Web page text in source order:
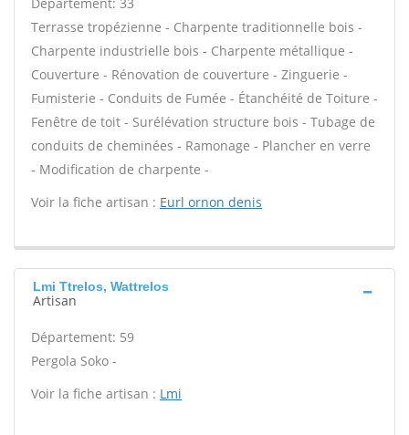
Terrasse tropézienne - Charpente traditionnelle bois -
Charpente industrielle bois - Charpente métallique -
Couverture - Rénovation de couverture - Zinguerie -
Fumisterie - Conduits de Fumée - Étanchéité de Toiture -
Fenêtre de toit - Surélévation structure bois - Tubage de
conduits de cheminées - Ramonage - Plancher en verre
- Modification de charpente -
Voir la fiche artisan : Eurl ornon denis
Lmi Ttrelos, Wattrelos
Artisan
Département: 59
Pergola Soko -
Voir la fiche artisan : Lmi